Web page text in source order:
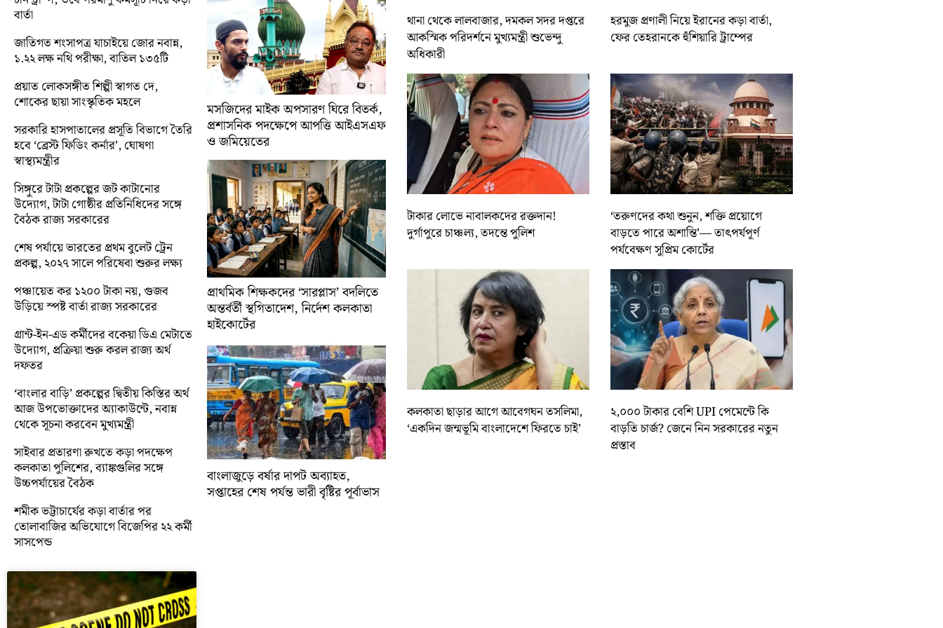
বার্তা
জাতিগত শংসাপত্র যাচাইয়ে জোর নবান্ন,
১.২২ লক্ষ নথি পরীক্ষা, বাতিল ১৩৫টি
প্রয়াত লোকসঙ্গীত শিল্পী স্বাগত দে,
শোকের ছায়া সাংস্কৃতিক মহলে
সরকারি হাসপাতালের প্রসূতি বিভাগে তৈরি
হবে ‘ব্রেস্ট ফিডিং কর্নার’, ঘোষণা
স্বাস্থ্যমন্ত্রীর
সিঙ্গুরে টাটা প্রকল্পের জট কাটানোর
উদ্যোগ, টাটা গোষ্ঠীর প্রতিনিধিদের সঙ্গে
বৈঠক রাজ্য সরকারের
শেষ পর্যায়ে ভারতের প্রথম বুলেট ট্রেন
প্রকল্প, ২০২৭ সালে পরিষেবা শুরুর লক্ষ্য
পঞ্চায়েত কর ১২০০ টাকা নয়, গুজব
উড়িয়ে স্পষ্ট বার্তা রাজ্য সরকারের
গ্রান্ট-ইন-এড কর্মীদের বকেয়া ডিএ মেটাতে
উদ্যোগ, প্রক্রিয়া শুরু করল রাজ্য অর্থ
দফতর
‘বাংলার বাড়ি’ প্রকল্পের দ্বিতীয় কিস্তির অর্থ
আজ উপভোক্তাদের অ্যাকাউন্টে, নবান্ন
থেকে সূচনা করবেন মুখ্যমন্ত্রী
সাইবার প্রতারণা রুখতে কড়া পদক্ষেপ
কলকাতা পুলিশের, ব্যাঙ্কগুলির সঙ্গে
উচ্চপর্যায়ের বৈঠক
শমীক ভট্টাচার্যের কড়া বার্তার পর
তোলাবাজির অভিযোগে বিজেপির ২২ কর্মী
সাসপেন্ড
মসজিদের মাইক অপসারণ ঘিরে বিতর্ক,
প্রশাসনিক পদক্ষেপে আপত্তি আইএসএফ
ও জমিয়েতের
প্রাথমিক শিক্ষকদের ‘সারপ্লাস’ বদলিতে
অন্তর্বর্তী স্থগিতাদেশ, নির্দেশ কলকাতা
হাইকোর্টের
বাংলাজুড়ে বর্ষার দাপট অব্যাহত,
সপ্তাহের শেষ পর্যন্ত ভারী বৃষ্টির পূর্বাভাস
থানা থেকে লালবাজার, দমকল সদর দপ্তরে
আকস্মিক পরিদর্শনে মুখ্যমন্ত্রী শুভেন্দু
অধিকারী
হরমুজ প্রণালী নিয়ে ইরানের কড়া বার্তা,
ফের তেহরানকে হুঁশিয়ারি ট্রাম্পের
টাকার লোভে নাবালকদের রক্তদান!
দুর্গাপুরে চাঞ্চল্য, তদন্তে পুলিশ
‘তরুণদের কথা শুনুন, শক্তি প্রয়োগে
বাড়তে পারে অশান্তি’— তাৎপর্যপূর্ণ
পর্যবেক্ষণ সুপ্রিম কোর্টের
কলকাতা ছাড়ার আগে আবেগঘন তসলিমা,
‘একদিন জন্মভূমি বাংলাদেশে ফিরতে চাই’
২,০০০ টাকার বেশি UPI পেমেন্টে কি
বাড়তি চার্জ? জেনে নিন সরকারের নতুন
প্রস্তাব